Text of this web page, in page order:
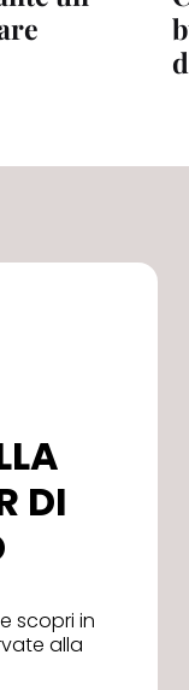
DI
scopri in
alla